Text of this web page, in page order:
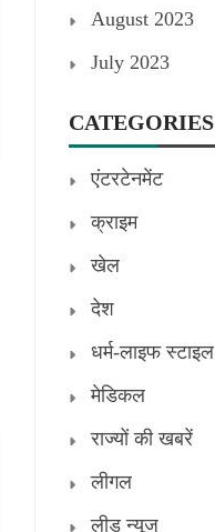
August 2023
July 2023
CATEGORIES
एंटरटेनमेंट
क्राइम
खेल
देश
धर्म-लाइफ स्टाइल
मेडिकल
राज्यों की खबरें
लीगल
लीड न्यूज